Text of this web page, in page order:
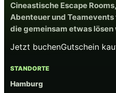
Cineastische Escape
Abenteuer und
die gemeinsam etwas lösen
Jetzt buchenGutschein
STANDORTE
Hamburg